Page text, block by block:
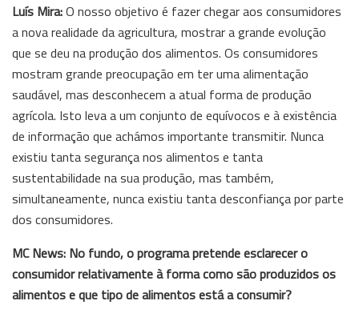
Luís Mira:O nosso objetivo é fazer chegar aos consumidores
a nova realidade da agricultura, mostrar a grande evolução
que se deu na produção dos alimentos. Os consumidores
mostram grande preocupação em ter uma alimentação
saudável, mas desconhecem a atual forma de produção
agrícola. Isto leva a um conjunto de equívocos e à existência
de informação que achámos importante transmitir. Nunca
existiu tanta segurança nos alimentos e tanta
sustentabilidade na sua produção, mas também,
simultaneamente, nunca existiu tanta desconfiança por parte
dos consumidores.
MC News: No fundo, o programa pretende esclarecer o
consumidor relativamente à forma como são produzidos os
alimentos e que tipo de alimentos está a consumir?